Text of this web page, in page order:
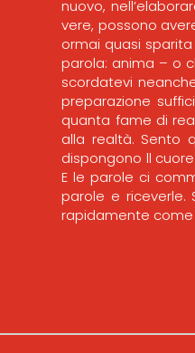
nuovo,
vere, possono
ormai quasi sparita
parola: anima – o
scordatevi
preparazione
quanta fame di
alla realtà. Sento
dispongono ll
E le parole ci
parole e riceverle.
rapidamente